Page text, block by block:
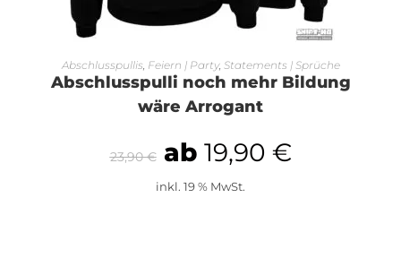
AUSFÜHRUNG WÄHLEN
Abschlusspullis Feiern | Party, Statements | Sprüche
Abschlusspulli noch mehr Bildung
wäre Arrogant
23,90€ ab 19,90 €
inkl. 19 % MwSt.